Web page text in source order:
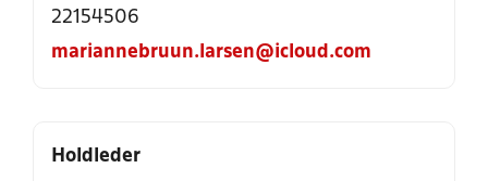
22154506
mariannebruun.larsen@icloud.com
Holdleder